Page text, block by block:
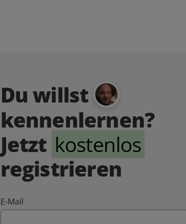
Du willst
kennenlernen?
Jetzt kostenlos
registrieren
E-Mail